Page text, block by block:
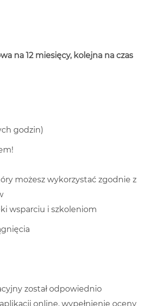
na 12 miesięcy, kolejna na czas
godzin)
możesz wykorzystać zgodnie z
wsparciu i szkoleniom
został odpowiednio
online, wypełnienie oceny